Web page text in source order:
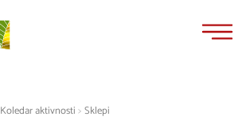
Koledar aktivnosti >Sklepi